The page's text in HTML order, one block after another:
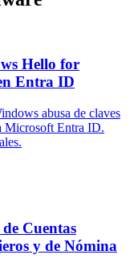
Hello for
Entra ID
abusa de claves
Microsoft Entra ID.
Cuentas
y de Nómina